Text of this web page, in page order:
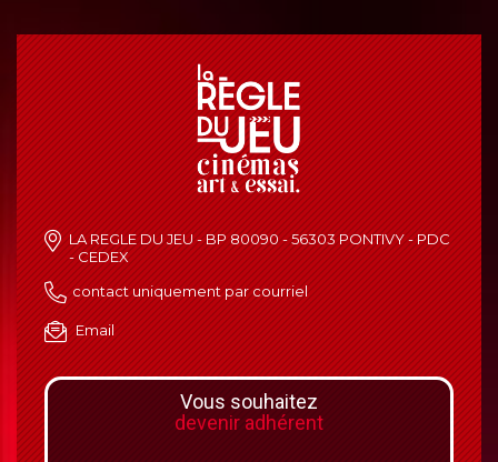
LA REGLE DU JEU - BP 80090 - 56303 PONTIVY - PDC
- CEDEX
contact uniquement par courriel
Email
Vous souhaitez
devenir adhérent